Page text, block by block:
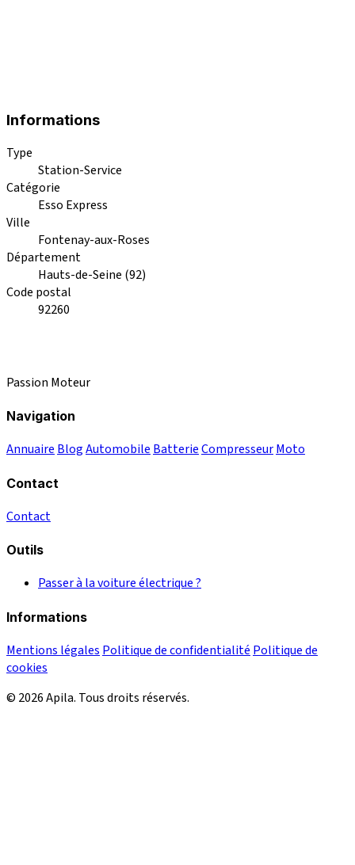
Informations
Type
Station-Service
Catégorie
Esso Express
Ville
Fontenay-aux-Roses
Département
Hauts-de-Seine (92)
Code postal
92260
Passion Moteur
Navigation
Annuaire BlogAutomobile BatterieCompresseurMoto
Contact
Contact
Outils
Passer à la voiture électrique ?
Informations
Mentions légales Politique de confidentialité Politique de
cookies
© 2026 Apila. Tous droits réservés.